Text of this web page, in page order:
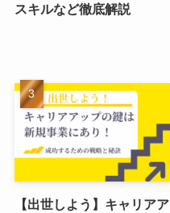
スキルなど徹底解説
【出世しよう】キャリアア